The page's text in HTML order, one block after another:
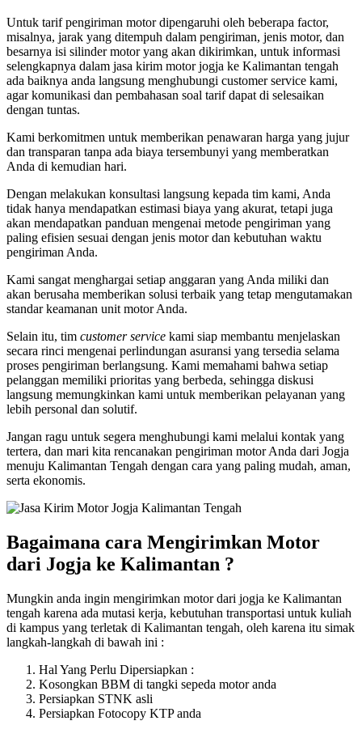
Untuk tarif pengiriman motor dipengaruhi oleh beberapa factor,
misalnya, jarak yang ditempuh dalam pengiriman, jenis motor, dan
besarnya isi silinder motor yang akan dikirimkan, untuk informasi
selengkapnya dalam jasa kirim motor jogja ke Kalimantan tengah
ada baiknya anda langsung menghubungi customer service kami,
agar komunikasi dan pembahasan soal tarif dapat di selesaikan
dengan tuntas.
Kami berkomitmen untuk memberikan penawaran harga yang jujur
dan transparan tanpa ada biaya tersembunyi yang memberatkan
Anda di kemudian hari.
Dengan melakukan konsultasi langsung kepada tim kami, Anda
tidak hanya mendapatkan estimasi biaya yang akurat, tetapi juga
akan mendapatkan panduan mengenai metode pengiriman yang
paling efisien sesuai dengan jenis motor dan kebutuhan waktu
pengiriman Anda.
Kami sangat menghargai setiap anggaran yang Anda miliki dan
akan berusaha memberikan solusi terbaik yang tetap mengutamakan
standar keamanan unit motor Anda.
Selain itu, tim customer service kami siap membantu menjelaskan
secara rinci mengenai perlindungan asuransi yang tersedia selama
proses pengiriman berlangsung. Kami memahami bahwa setiap
pelanggan memiliki prioritas yang berbeda, sehingga diskusi
langsung memungkinkan kami untuk memberikan pelayanan yang
lebih personal dan solutif.
Jangan ragu untuk segera menghubungi kami melalui kontak yang
tertera, dan mari kita rencanakan pengiriman motor Anda dari Jogja
menuju Kalimantan Tengah dengan cara yang paling mudah, aman,
serta ekonomis.
Bagaimana cara Mengirimkan Motor
dari Jogja ke Kalimantan ?
Mungkin anda ingin mengirimkan motor dari jogja ke Kalimantan
tengah karena ada mutasi kerja, kebutuhan transportasi untuk kuliah
di kampus yang terletak di Kalimantan tengah, oleh karena itu simak
langkah-langkah di bawah ini :
Hal Yang Perlu Dipersiapkan :
Kosongkan BBM di tangki sepeda motor anda
Persiapkan STNK asli
Persiapkan Fotocopy KTP anda